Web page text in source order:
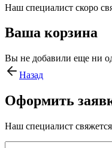
Наш специалист скоро
Ваша корзина
Вы не добавили еще ни
Назад
Оформить
Наш специалист